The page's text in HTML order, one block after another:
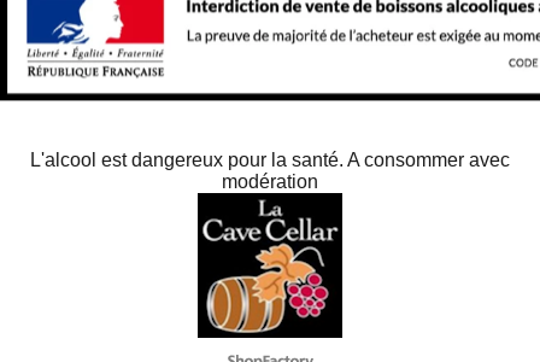
L'alcool est dangereux pour la santé. A consommer avec
modération